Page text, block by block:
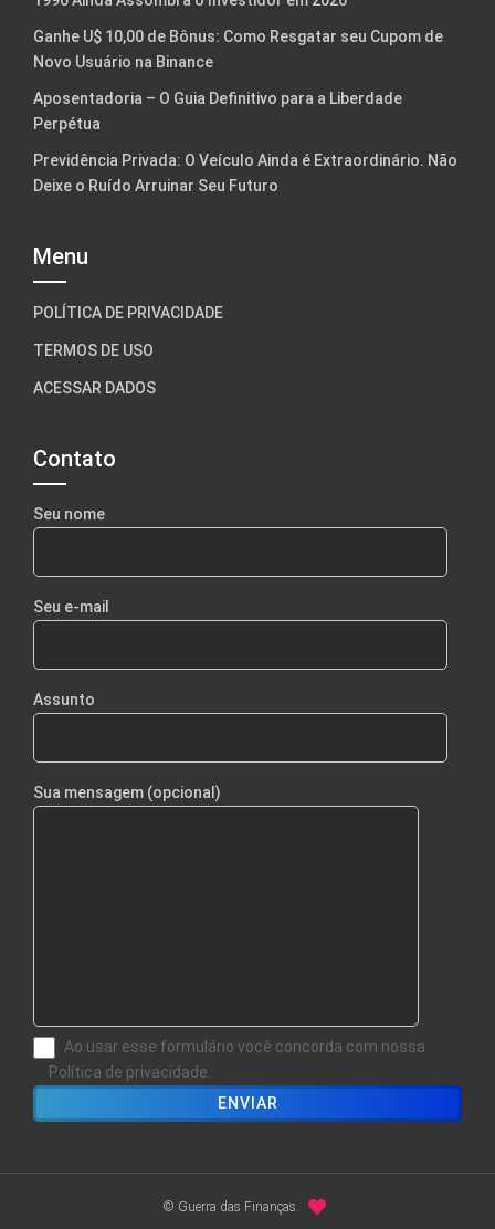
Ganhe U$ 10,00 de Bônus: Como Resgatar seu Cupom de
Novo Usuário na Binance
Aposentadoria – O Guia Definitivo para a Liberdade
Perpétua
Previdência Privada: O Veículo Ainda é Extraordinário. Não
Deixe o Ruído Arruinar Seu Futuro
Menu
POLÍTICA DE PRIVACIDADE
TERMOS DE USO
ACESSAR DADOS
Contato
Seu nome
Seu e-mail
Assunto
Sua mensagem (opcional)
Ao usar esse formulário você concorda com nossa
Política de privacidade.
© Guerra das Finanças.